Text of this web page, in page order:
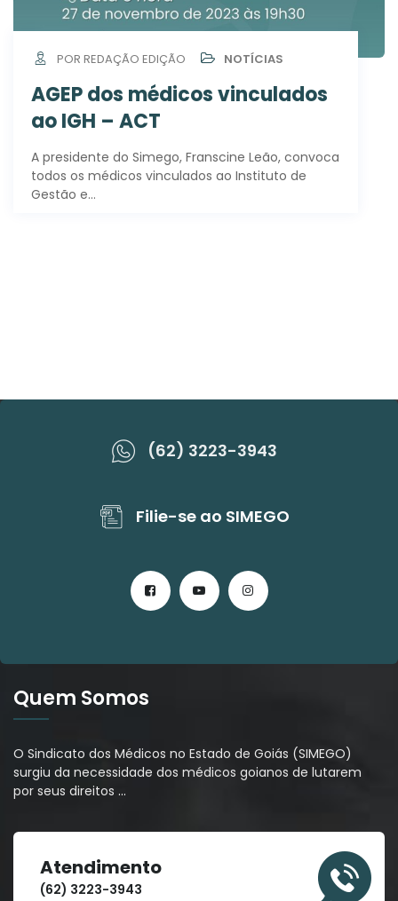
POR REDAÇÃO EDIÇÃO NOTÍCIAS
AGEP dos médicos vinculados
ao IGH – ACT
A presidente do Simego, Franscine Leão, convoca
todos os médicos vinculados ao Instituto de
Gestão e…
(62) 3223-3943
Filie-se ao SIMEGO
Quem Somos
O Sindicato dos Médicos no Estado de Goiás (SIMEGO)
surgiu da necessidade dos médicos goianos de lutarem
por seus direitos …
Atendimento
(62) 3223-3943